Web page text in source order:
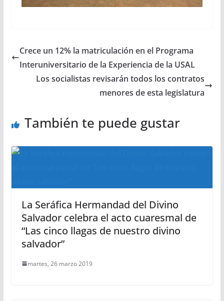
Crece un 12% la matriculación en el Programa
Interuniversitario de la Experiencia de la USAL
Los socialistas revisarán todos los contratos
menores de esta legislatura
También te puede gustar
La Seráfica Hermandad del Divino
Salvador celebra el acto cuaresmal de
“Las cinco llagas de nuestro divino
salvador”
martes, 26 marzo 2019